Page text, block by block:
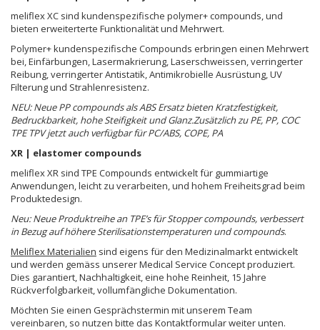
meliflex XC sind kundenspezifische polymer+ compounds, und
bieten erweiterterte Funktionalität und Mehrwert.
Polymer+ kundenspezifische Compounds erbringen einen Mehrwert
bei, Einfärbungen, Lasermakrierung, Laserschweissen, verringerter
Reibung, verringerter Antistatik, Antimikrobielle Ausrüstung, UV
Filterung und Strahlenresistenz.
NEU: Neue PP compounds als ABS Ersatz bieten Kratzfestigkeit,
Bedruckbarkeit, hohe Steifigkeit und Glanz.Zusätzlich zu PE, PP, COC
TPE TPV jetzt auch verfügbar für PC/ABS, COPE, PA
XR | elastomer compounds
meliflex XR sind TPE Compounds entwickelt für gummiartige
Anwendungen, leicht zu verarbeiten, und hohem Freiheitsgrad beim
Produktedesign.
Neu: Neue Produktreihe an TPE’s für Stopper compounds, verbessert
in Bezug auf höhere Sterilisationstemperaturen und compounds.
Meliflex Materialien sind eigens für den Medizinalmarkt entwickelt
und werden gemäss unserer Medical Service Concept produziert.
Dies garantiert, Nachhaltigkeit, eine hohe Reinheit, 15 Jahre
Rückverfolgbarkeit, vollumfängliche Dokumentation.
Möchten Sie einen Gesprächstermin mit unserem Team
vereinbaren, so nutzen bitte das Kontaktformular weiter unten.